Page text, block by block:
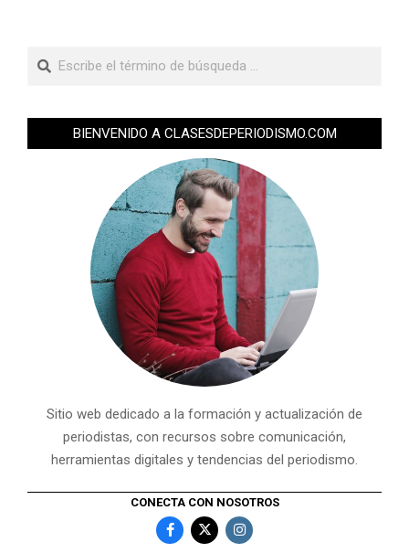
BIENVENIDO A CLASESDEPERIODISMO.COM
Sitio web dedicado a la formación y actualización de
periodistas, con recursos sobre comunicación,
herramientas digitales y tendencias del periodismo.
CONECTA CON NOSOTROS